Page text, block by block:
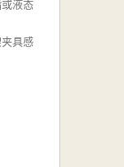
液态
具感